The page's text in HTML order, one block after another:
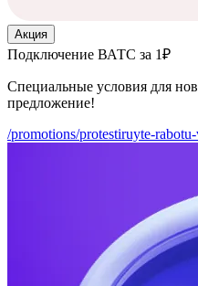
Акция
Подключение ВАТС за 1₽
Специальные условия для
предложение!
/promotions/protestiruyte-